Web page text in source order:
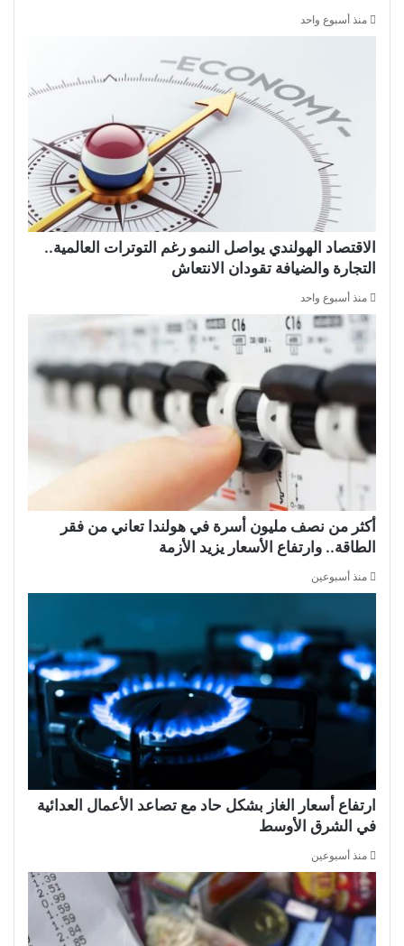
منذ أسبوع واحد
الاقتصاد الهولندي يواصل النمو رغم التوترات العالمية..
التجارة والضيافة تقودان الانتعاش
منذ أسبوع واحد
أكثر من نصف مليون أسرة في هولندا تعاني من فقر
الطاقة.. وارتفاع الأسعار يزيد الأزمة
منذ أسبوعين
ارتفاع أسعار الغاز بشكل حاد مع تصاعد الأعمال العدائية
في الشرق الأوسط
منذ أسبوعين